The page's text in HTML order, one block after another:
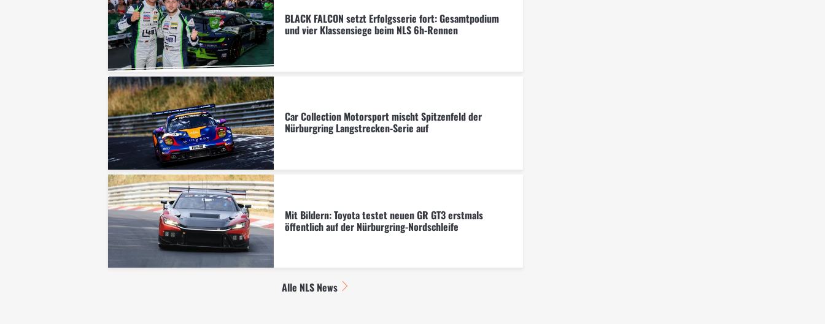
BLACK FALCON setzt Erfolgsserie fort: Gesamtpodium
und vier Klassensiege beim NLS 6h-Rennen
Car Collection Motorsport mischt Spitzenfeld der
Nürburgring Langstrecken-Serie auf
Mit Bildern: Toyota testet neuen GR GT3 erstmals
öffentlich auf der Nürburgring-Nordschleife
Alle NLS News